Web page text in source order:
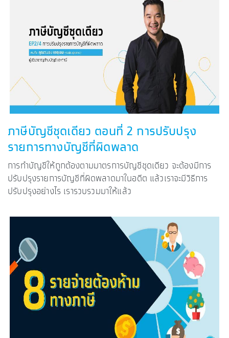
ภาษีบัญชีชุดเดียว ตอนที่ 2 การปรับปรุง
รายการทางบัญชีที่ผิดพลาด
การทำบัญชีให้ถูกต้องตามมาตรการบัญชีชุดเดียว จะต้องมีการ
ปรับปรุงรายการบัญชีที่ผิดพลาดมาในอดีต แล้วเราจะมีวิธีการ
ปรับปรุงอย่างไร เรารวบรวมมาให้แล้ว